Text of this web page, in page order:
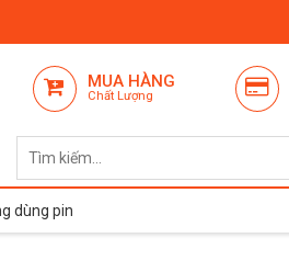
MUA HÀNG
Chất Lượng
dùng pin